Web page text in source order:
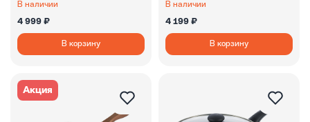
В наличии
4 999 ₽
В корзину
В наличии
4 199 ₽
В корзину
Акция